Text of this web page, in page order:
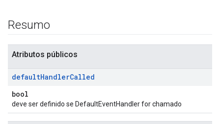
Resumo
Atributos públicos
defaultHandlerCalled
bool
deve ser definido se DefaultEventHandler for chamado